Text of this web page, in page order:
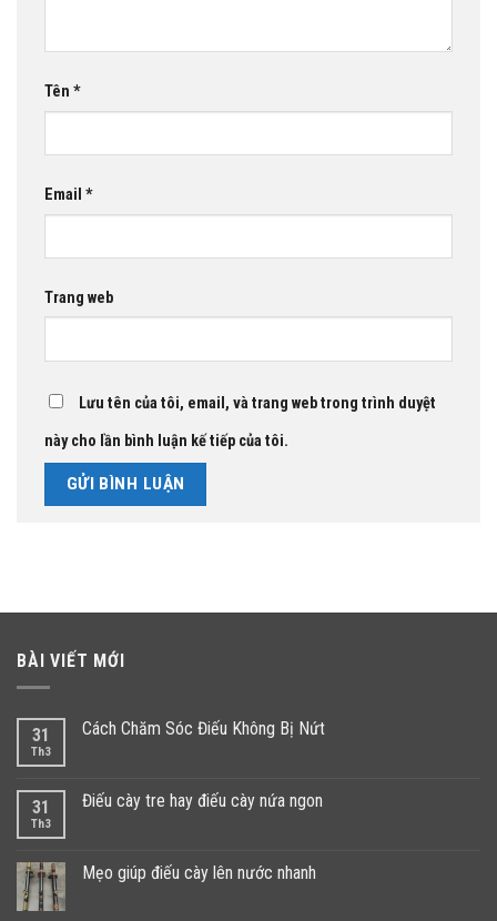
Tên *
Email *
Trang web
Lưu tên của tôi, email, và trang web trong trình duyệt
này cho lần bình luận kế tiếp của tôi.
BÀI VIẾT MỚI
31
Th3
Cách Chăm Sóc Điếu Không Bị Nứt
31
Th3
Điếu cày tre hay điếu cày nứa ngon
Mẹo giúp điếu cày lên nước nhanh